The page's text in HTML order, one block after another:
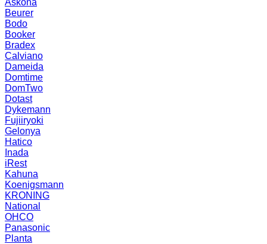
Askona
Beurer
Bodo
Booker
Bradex
Calviano
Dameida
Domtime
DomTwo
Dotast
Dykemann
Fujiiryoki
Gelonya
Hatico
Inada
iRest
Kahuna
Koenigsmann
KRONING
National
OHCO
Panasonic
Planta